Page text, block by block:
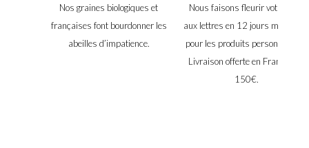
Nos graines biologiques et
françaises font bourdonner les
abeilles d’impatience.
Nous faisons fleurir votre boîte
aux lettres en 12 jours
pour les produits personnalisés.
Livraison offerte en France dès
150€.